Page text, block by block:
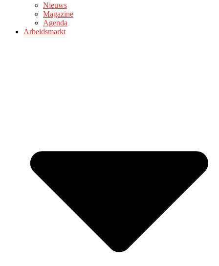
Nieuws
Magazine
Agenda
Arbeidsmarkt